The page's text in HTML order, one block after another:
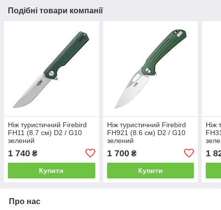
Подібні товари компанії
Ніж туристичний Firebird
FH11 (8.7 см) D2 / G10
зелений
1 740 ₴
Купити
Ніж туристичний Firebird
FH921 (8.6 см) D2 / G10
зелений
1 700₴
Купити
Ніж
1
Про нас